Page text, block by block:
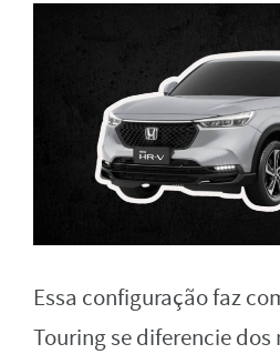
Essa configuração faz
Touring se diferencie